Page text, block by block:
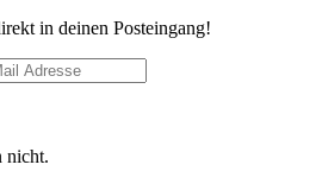
in deinen Posteingang!
nicht.